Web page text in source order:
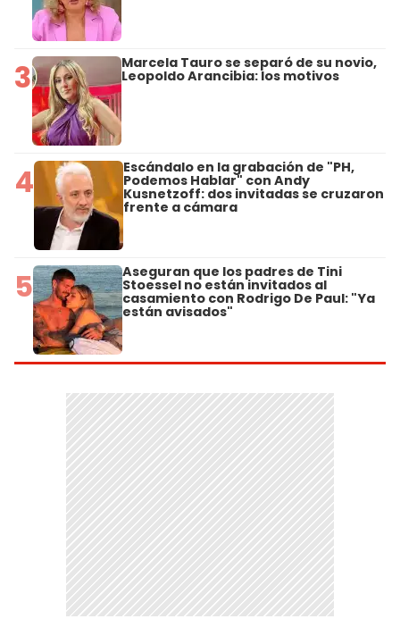
3 Marcela Tauro se separó de su novio,
Leopoldo Arancibia: los motivos
4 Escándalo en la grabación de "PH,
Podemos Hablar" con Andy
Kusnetzoff: dos invitadas se cruzaron
frente a cámara
5 Aseguran que los padres de Tini
Stoessel no están invitados al
casamiento con Rodrigo De Paul: "Ya
están avisados"